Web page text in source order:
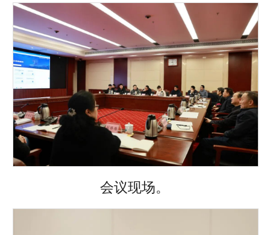
会议现场。